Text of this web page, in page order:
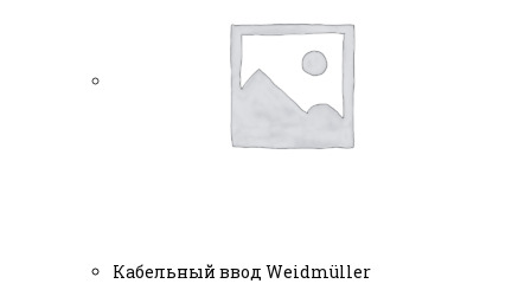
Кабельный ввод Weidmüller